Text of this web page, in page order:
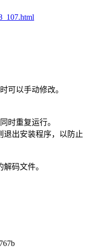
可以手动修改。
时重复运行。
退出安装程序，以防止
码文件。